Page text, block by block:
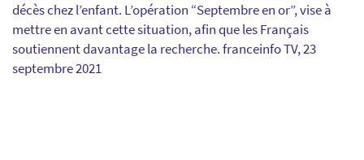
décès chez l’enfant. L’opération “Septembre en or”, vise à
mettre en avant cette situation, afin que les Français
soutiennent davantage la recherche. franceinfo TV, 23
septembre 2021